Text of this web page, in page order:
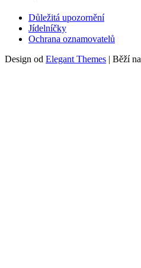
Důležitá upozornění
Jídelníčky
Ochrana oznamovatelů
Design od Elegant Themes | Běží na